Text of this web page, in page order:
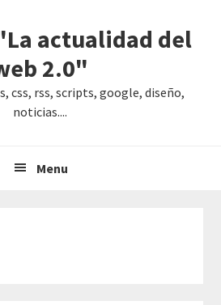
actualidad del
2.0"
css, rss, scripts, google, diseño,
noticias....
Menu